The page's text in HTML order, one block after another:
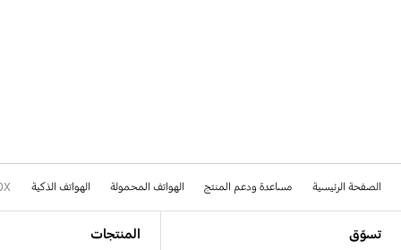
الصفحة الرئيسية مساعدة ودعم المنتج الهواتف المحمولة الهواتف الذكية
تسوّق المنتجات